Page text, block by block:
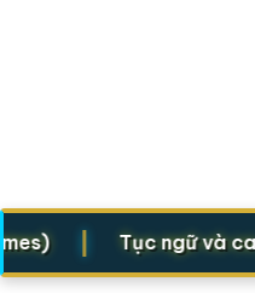
| Tục ngữ và ca